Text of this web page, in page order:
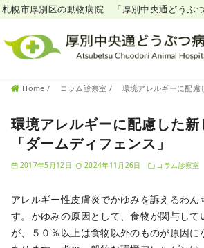
札幌市厚別区の動物病院 「厚別中央通どうぶつ
Home コラム診察室 環境アレルギーに配慮した新
環境アレルギーに配慮した新
「ダームディフェンス」
2017年5月12日 2024年11月26日 コラム診察室
アレルギー性皮膚炎でかゆみを訴えるわん
す。かゆみの原因として、食物が関与して
が、５０％以上は食物以外のものが原因に